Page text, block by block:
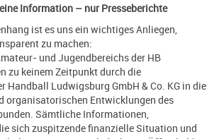
Information – nur Presseberichte
ist es uns ein wichtiges Anliegen,
zu machen:
und Jugendbereichs der HB
zu keinem Zeitpunkt durch die
Handball Ludwigsburg GmbH & Co. KG in die
organisatorischen Entwicklungen des
Sämtliche Informationen,
sich zuspitzende finanzielle Situation und